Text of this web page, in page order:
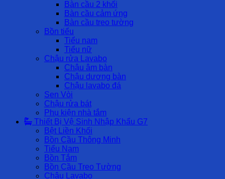
Bàn cầu 2 khối
Bàn cầu cảm ứng
Bàn cầu treo tường
Bồn tiểu
Tiểu nam
Tiểu nữ
Chậu rửa Lavabo
Chậu âm bàn
Chậu dương bàn
Chậu lavabo đá
Sen Vòi
Chậu rửa bát
Phụ kiện nhà tắm
Thiết Bị Vệ Sinh Nhập Khẩu G7
Bệt Liền Khối
Bồn Cầu Thông Minh
Tiểu Nam
Bồn Tắm
Bồn Cầu Treo Tường
Chậu Lavabo